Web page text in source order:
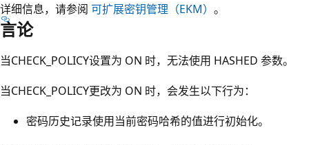
详细信息，请参阅 可扩展密钥管理（EKM） 。
言论
当CHECK_POLICY设置为 ON 时，无法使用 HASHED 参数。
当CHECK_POLICY更改为 ON 时，会发生以下行为：
密码历史记录使用当前密码哈希的值进行初始化。